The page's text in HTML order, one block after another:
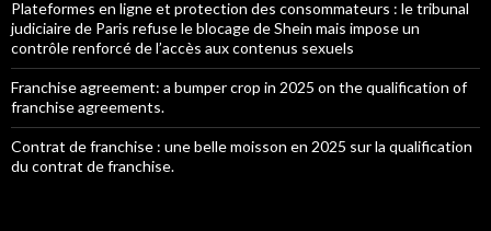
Plateformes en ligne et protection des consommateurs : le tribunal
judiciaire de Paris refuse le blocage de Shein mais impose un
contrôle renforcé de l’accès aux contenus sexuels
Franchise agreement: a bumper crop in 2025 on the qualification of
franchise agreements.
Contrat de franchise : une belle moisson en 2025 sur la qualification
du contrat de franchise.